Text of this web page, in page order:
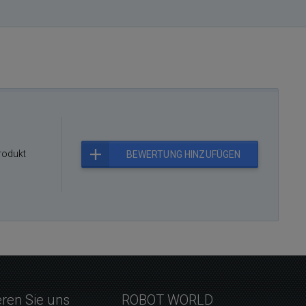
BEWERTUNG HINZUFÜGEN
Sie uns ROBOT WORLD